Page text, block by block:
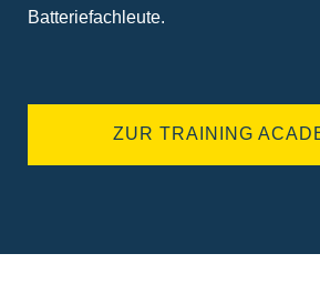
Batteriefachleute.
ZUR TRAINING